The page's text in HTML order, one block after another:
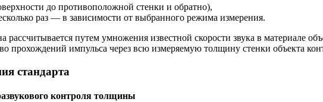
до противоположной стенки и обратно),
раз — в зависимости от выбранного режима измерения.
рассчитывается путем умножения известной скорости звука в материале
прохождений импульса через всю измеряемую толщину стенки объекта
стандарта
контроля толщины